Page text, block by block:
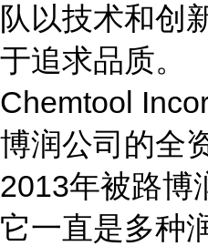
队以技术和创
于追求品质。
Chemtool
博润公司的全
2013年被路博
它一直是多种